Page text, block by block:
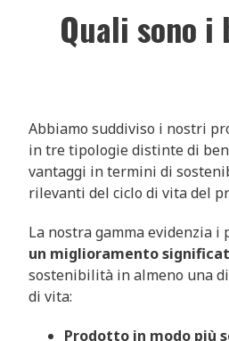
Quali sono i
Abbiamo suddiviso i nostri
in tre tipologie distinte di
vantaggi in termini di
rilevanti del ciclo di vita del
La nostra gamma evidenzia i
un miglioramento
sostenibilità in almeno una
di vita:
Prodotto in modo più